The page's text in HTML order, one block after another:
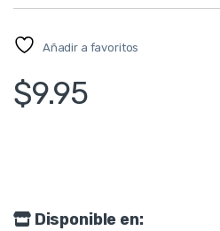
Añadir a favoritos
$9.95
Disponible en: